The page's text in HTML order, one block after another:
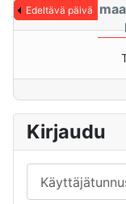
Edeltävä päivä
Kirjaudu